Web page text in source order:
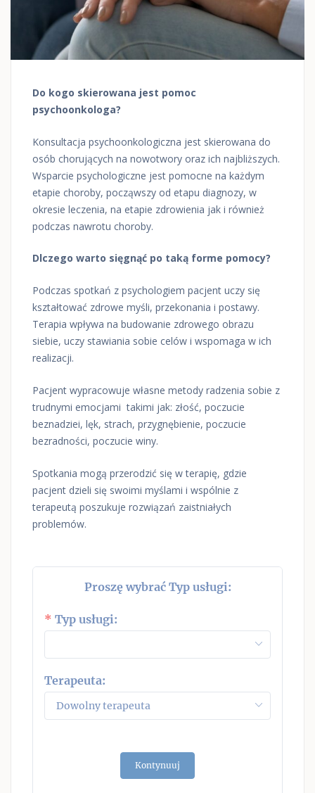
Do kogo skierowana jest pomoc
psychoonkologa?
Konsultacja psychoonkologiczna jest skierowana do
osób chorujących na nowotwory oraz ich najbliższych.
Wsparcie psychologiczne jest pomocne na każdym
etapie choroby, począwszy od etapu diagnozy, w
okresie leczenia, na etapie zdrowienia jak i również
podczas nawrotu choroby.
Dlczego warto sięgnąć po taką forme pomocy?
Podczas spotkań z psychologiem pacjent uczy się
kształtować zdrowe myśli, przekonania i postawy.
Terapia wpływa na budowanie zdrowego obrazu
siebie, uczy stawiania sobie celów i wspomaga w ich
realizacji.
Pacjent wypracowuje własne metody radzenia sobie z
trudnymi emocjami takimi jak: złość, poczucie
beznadziei, lęk, strach, przygnębienie, poczucie
bezradności, poczucie winy.
Spotkania mogą przerodzić się w terapię, gdzie
pacjent dzieli się swoimi myślami i wspólnie z
terapeutą poszukuje rozwiązań zaistniałych
problemów.
Proszę wybrać Typ usługi:
Typ usługi:
Terapeuta:
Kontynuuj